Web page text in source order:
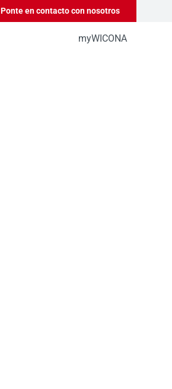
Ponte en contacto con nosotros
myWICONA